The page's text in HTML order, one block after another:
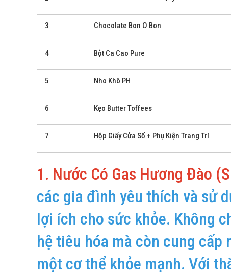
3 Chocolate Bon O Bon
4 Bột Ca Cao Pure
5 Nho Khô PH
6 Kẹo Butter Toffees
7 Hộp Giấy Cửa Sổ + Phụ Kiện Trang Trí
1. Nước Có Gas Hương Đào
các gia đình yêu thích và sử
lợi ích cho sức khỏe. Không
hệ tiêu hóa mà còn cung
một cơ thể khỏe mạnh. Với